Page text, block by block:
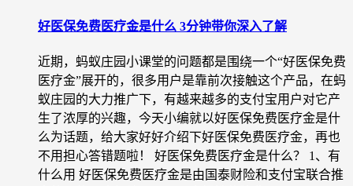
好医保免费医疗金是什么 3分钟带你深入了解
近期，蚂蚁庄园小课堂的问题都是围绕一个“好医保免费
医疗金”展开的，很多用户是靠前次接触这个产品，在蚂
蚁庄园的大力推广下，有越来越多的支付宝用户对它产
生了浓厚的兴趣，今天小编就以好医保免费医疗金是什
么为话题，给大家好好介绍下好医保免费医疗金，再也
不用担心答错题啦！ 好医保免费医疗金是什么？ 1、有
什么用 好医保免费医疗金是由国泰财险和支付宝联合推